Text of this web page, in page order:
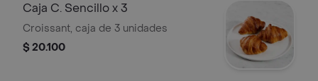
Caja C. Sencillo x 3
Croissant, caja de 3 unidades
$ 20.100